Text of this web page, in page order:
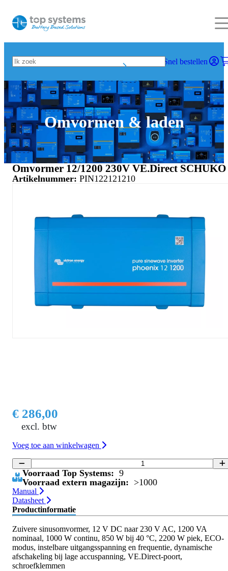
Snel bestellen
Omvormen & laden
Omvormer 12/1200 230V VE.Direct SCHUKO
Artikelnummer: PIN122121210
€ 286,00
excl. btw
Voeg toe aan winkelwagen
Voorraad Top Systems: 9
Voorraad extern magazijn: >1000
Manual
Datasheet
Productinformatie
Zuivere sinusomvormer, 12 V DC naar 230 V AC, 1200 VA
nominaal, 1000 W continu, 850 W bij 40 °C, 2200 W piek, ECO-
modus, instelbare uitgangsspanning en frequentie, dynamische
afschakeling bij lage accuspanning, VE.Direct-poort,
schroefklemmen